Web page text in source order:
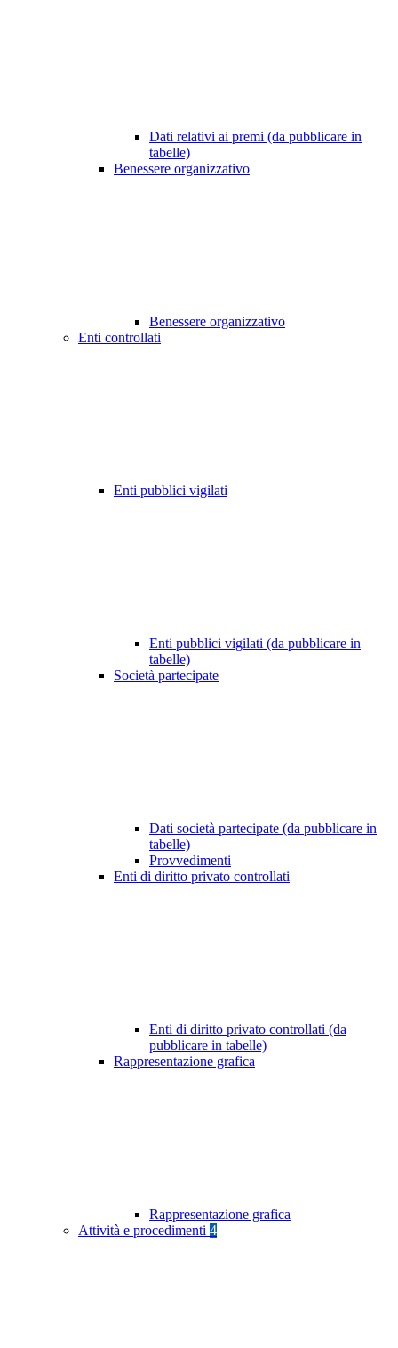
Dati relativi ai premi (da pubblicare in
tabelle)
Benessere organizzativo
Benessere organizzativo
Enti controllati
Enti pubblici vigilati
Enti pubblici vigilati (da pubblicare in
tabelle)
Società partecipate
Dati società partecipate (da pubblicare in
tabelle)
Provvedimenti
Enti di diritto privato controllati
Enti di diritto privato controllati (da
pubblicare in tabelle)
Rappresentazione grafica
Rappresentazione grafica
Attività e procedimenti 4